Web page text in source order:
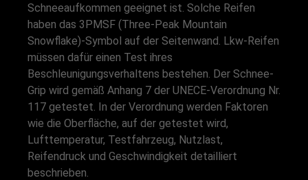
Schneeaufkommen geeignet ist. Solche Reifen
haben das 3PMSF (Three-Peak Mountain
Snowflake)-Symbol auf der Seitenwand. Lkw-Reifen
müssen dafür einen Test ihres
Beschleunigungsverhaltens bestehen. Der Schnee-
Grip wird gemäß Anhang 7 der UNECE-Verordnung Nr.
117 getestet. In der Verordnung werden Faktoren
wie die Oberfläche, auf der getestet wird,
Lufttemperatur, Testfahrzeug, Nutzlast,
Reifendruck und Geschwindigkeit detailliert
beschrieben.